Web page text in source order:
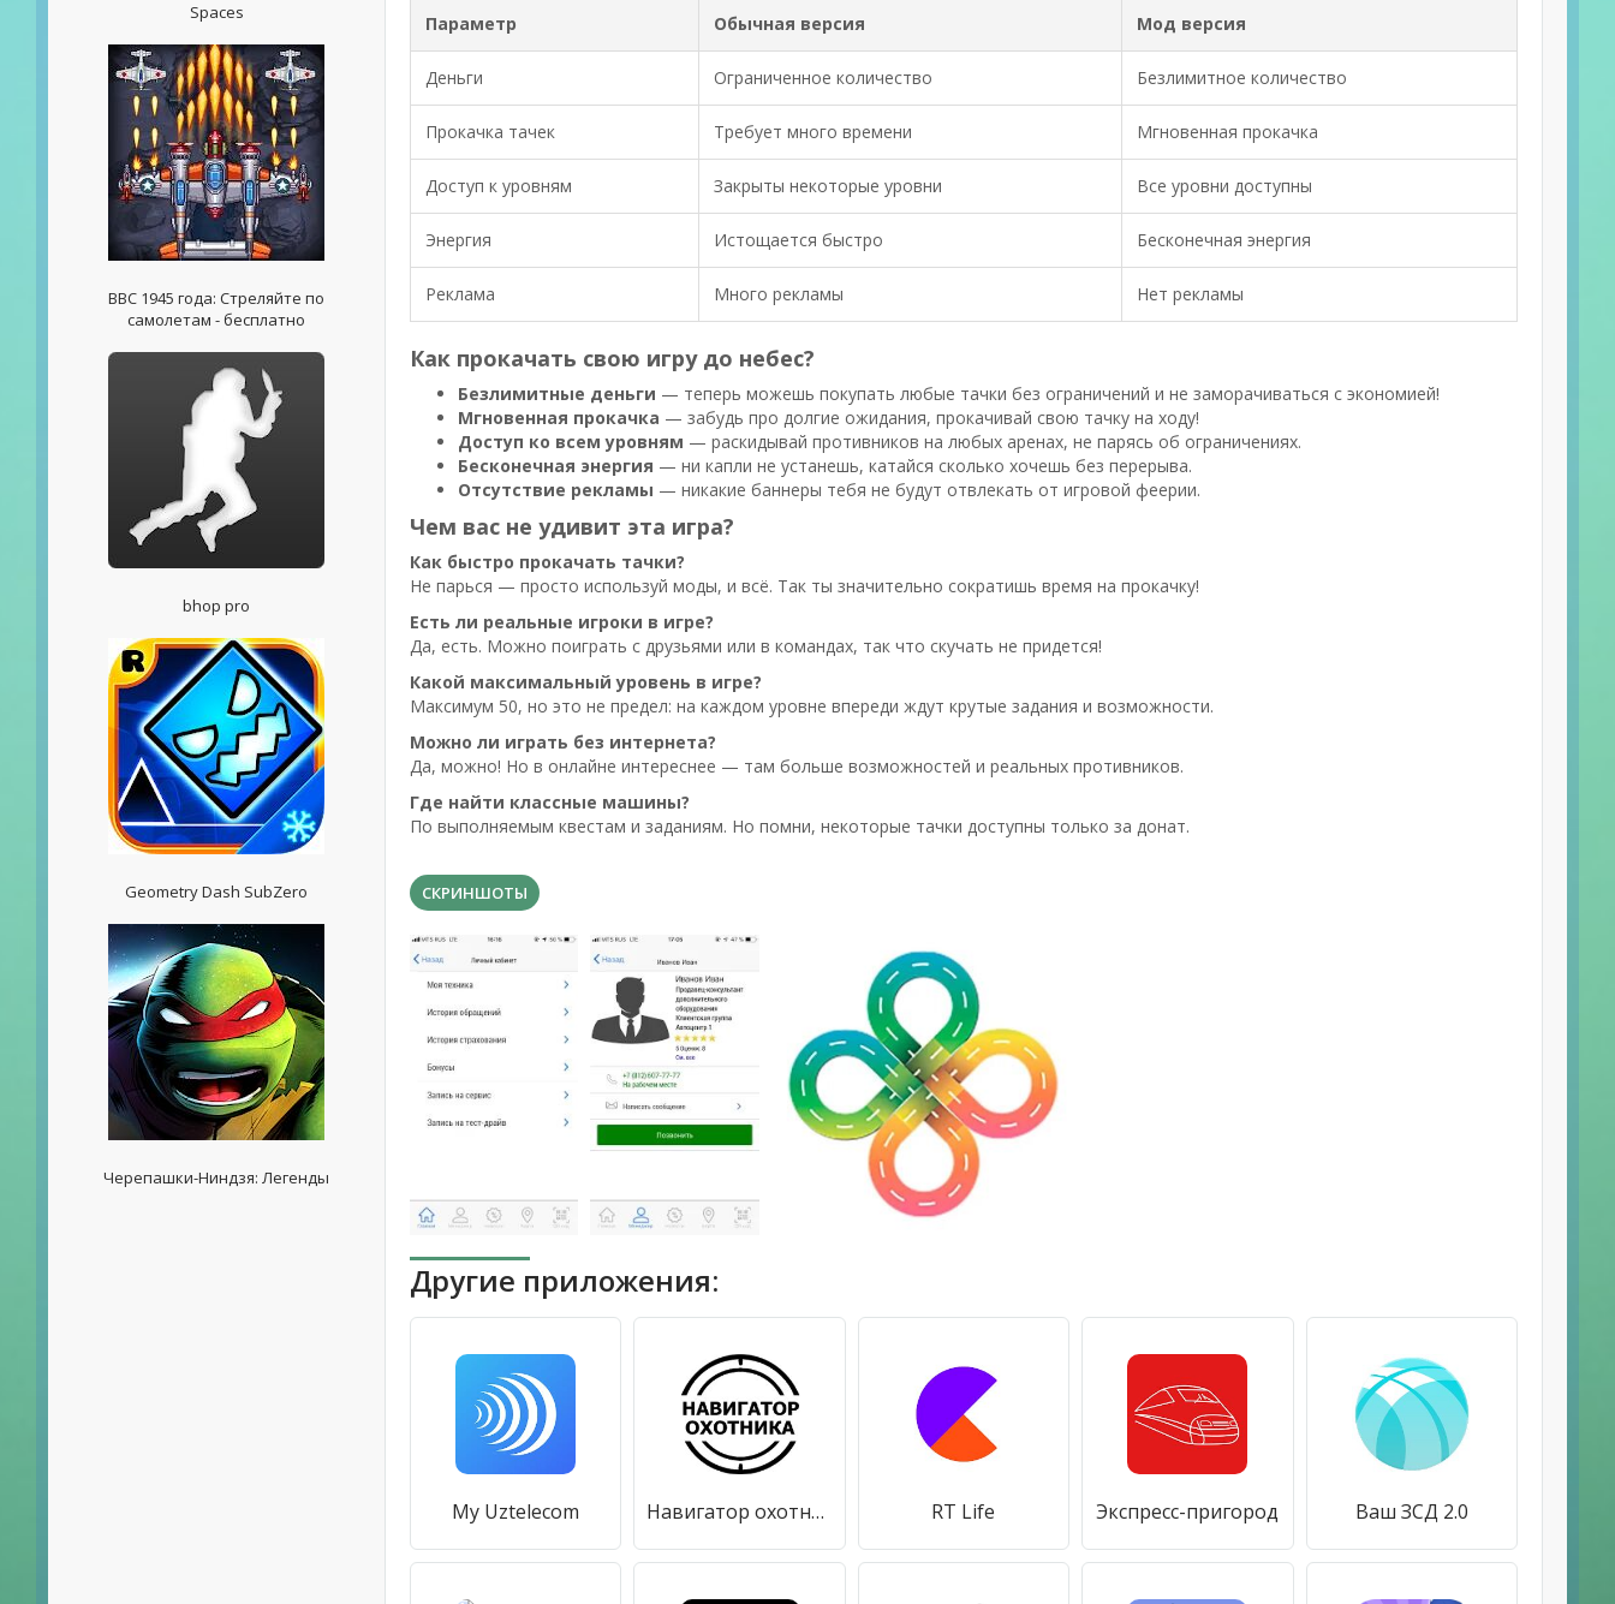
Spaces
ВВС 1945 года: Стреляйте по
самолетам - бесплатно
bhop pro
Geometry Dash SubZero
Черепашки-Ниндзя: Легенды
Параметр Обычная версия Мод версия
Деньги Ограниченное количество Безлимитное количество
Прокачка тачек Требует много времени Мгновенная прокачка
Доступ к уровням Закрыты некоторые уровни Все уровни доступны
Энергия Истощается быстро Бесконечная энергия
Реклама Много рекламы Нет рекламы
Как прокачать свою игру до небес?
Безлимитные деньги — теперь можешь покупать любые тачки без ограничений и не заморачиваться с экономией!
Мгновенная прокачка — забудь про долгие ожидания, прокачивай свою тачку на ходу!
Доступ ко всем уровням — раскидывай противников на любых аренах, не парясь об ограничениях.
Бесконечная энергия — ни капли не устанешь, катайся сколько хочешь без перерыва.
Отсутствие рекламы — никакие баннеры тебя не будут отвлекать от игровой феерии.
Чем вас не удивит эта игра?
Как быстро прокачать тачки?
Не парься — просто используй моды, и всё. Так ты значительно сократишь время на прокачку!
Есть ли реальные игроки в игре?
Да, есть. Можно поиграть с друзьями или в командах, так что скучать не придется!
Какой максимальный уровень в игре?
Максимум 50, но это не предел: на каждом уровне впереди ждут крутые задания и возможности.
Можно ли играть без интернета?
Да, можно! Но в онлайне интереснее — там больше возможностей и реальных противников.
Где найти классные машины?
По выполняемым квестам и заданиям. Но помни, некоторые тачки доступны только за донат.
СКРИНШОТЫ
Другие приложения:
My Uztelecom Навигатор охотника RT Life Экспресс-пригород Ваш ЗСД 2.0